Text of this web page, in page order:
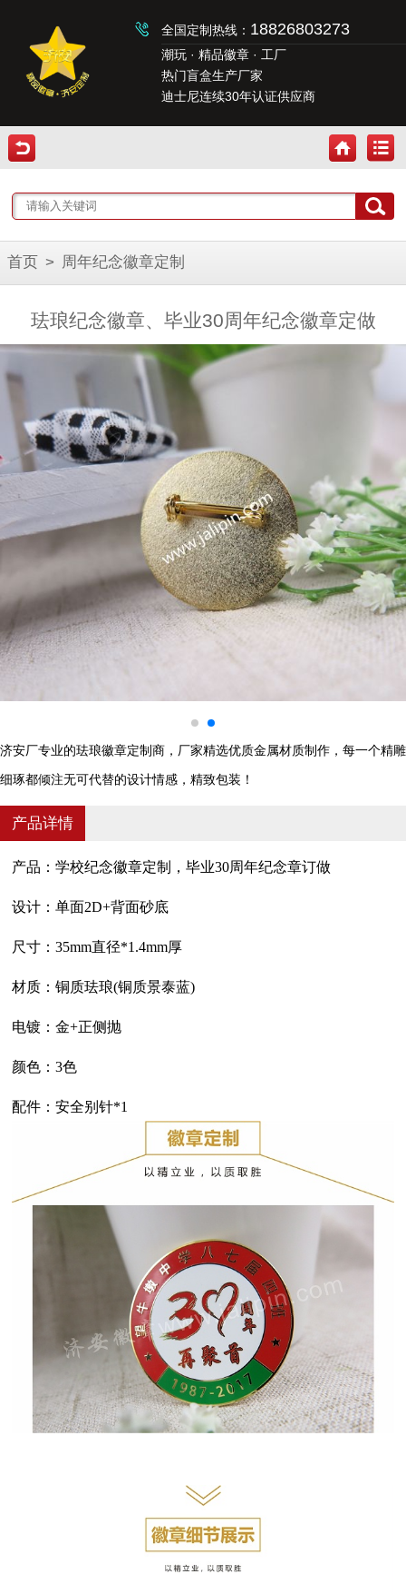
全国定制热线： 18826803273
潮玩 · 精品徽章 · 工厂
热门盲盒生产厂家
迪士尼连续30年认证供应商
首页 > 周年纪念徽章定制
珐琅纪念徽章、毕业30周年纪念徽章定做
济安厂专业的珐琅徽章定制商，厂家精选优质金属材质制作，每一个精雕
细琢都倾注无可代替的设计情感，精致包装！
产品详情
产品：学校纪念徽章定制，毕业30周年纪念章订做
设计：单面2D+背面砂底
尺寸：35mm直径*1.4mm厚
材质：铜质珐琅(铜质景泰蓝)
电镀：金+正侧抛
颜色：3色
配件：安全别针*1